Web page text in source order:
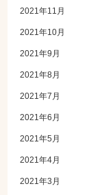
2021年11月
2021年10月
2021年9月
2021年8月
2021年7月
2021年6月
2021年5月
2021年4月
2021年3月